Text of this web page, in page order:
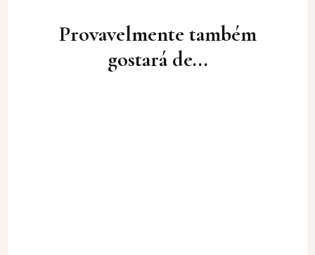
Provavelmente também
gostará de...